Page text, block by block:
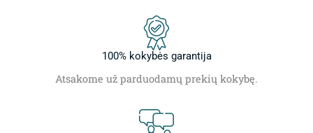
100% kokybės garantija
Atsakome už parduodamų prekių kokybę.